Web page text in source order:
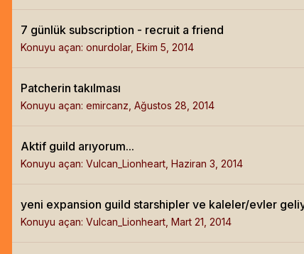
7 günlük subscription - recruit a friend
Konuyu açan: onurdolar, Ekim 5, 2014
Patcherin takılması
Konuyu açan: emircanz Ağustos 28, 2014
Aktif guild arıyorum...
Konuyu açan: Vulcan_Lionheart Haziran 3, 2014
yeni expansion guild starshipler ve kaleler/evler
Konuyu açan: Vulcan_Lionheart Mart 21, 2014